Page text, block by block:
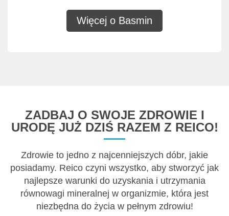
Więcej o Basmin
ZADBAJ O SWOJE ZDROWIE I
URODĘ JUŻ DZIŚ RAZEM Z REICO!
Zdrowie to jedno z najcenniejszych dóbr, jakie
posiadamy. Reico czyni wszystko, aby stworzyć jak
najlepsze warunki do uzyskania i utrzymania
równowagi mineralnej w organizmie, która jest
niezbędna do życia w pełnym zdrowiu!